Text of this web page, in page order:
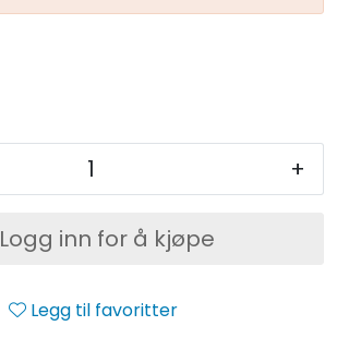
+
Logg inn for å kjøpe
Legg til favoritter